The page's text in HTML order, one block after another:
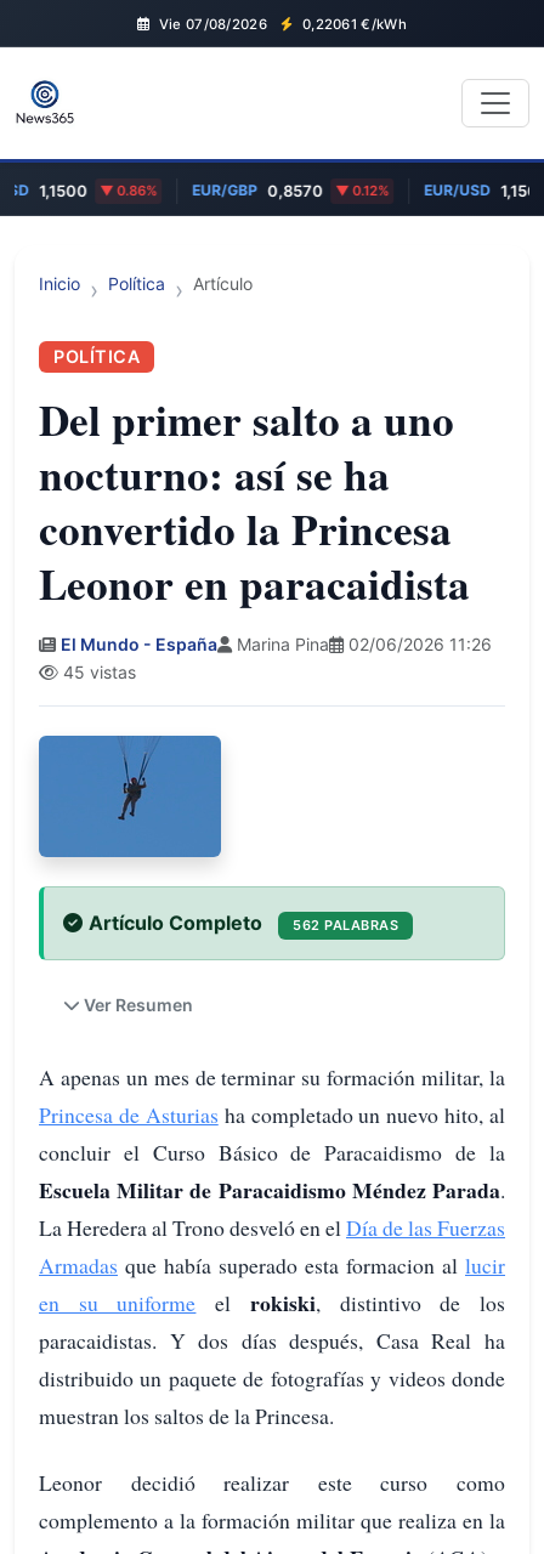
Vie 07/08/2026 0,22061 €/kWh
1,1500 0.86% EUR/GBP 0,8570 0.12% EUR/USD 1,1500
Inicio Política Artículo
POLÍTICA
Del primer salto a uno
nocturno: así se ha
convertido la Princesa
Leonor en paracaidista
El Mundo - España Marina Pina
02/06/2026 11:26
45 vistas
Artículo Completo 562 PALABRAS
Ver Resumen
A apenas un mes de terminar su formación militar, la
Princesa de Asturias ha completado un nuevo hito, al
concluir el Curso Básico de Paracaidismo de la
Escuela Militar de Paracaidismo Méndez Parada.
La Heredera al Trono desveló en elDía de las Fuerzas
Armadas que había superado esta formacion al lucir
en su uniforme el rokiski, distintivo de los
paracaidistas. Y dos días después, Casa Real ha
distribuido un paquete de fotografías y videos donde
muestran los saltos de la Princesa.
Leonor decidió realizar este curso como
complemento a la formación militar que realiza en la